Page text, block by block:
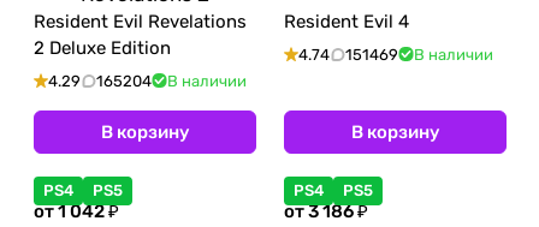
Resident Evil Revelations
2 Deluxe Edition
4.29 165204 В наличии
В корзину
Resident Evil 4
4.74 151469 В наличии
В корзину
PS4 PS5
от 1 042 ₽
PS4 PS5
от 3 186 ₽